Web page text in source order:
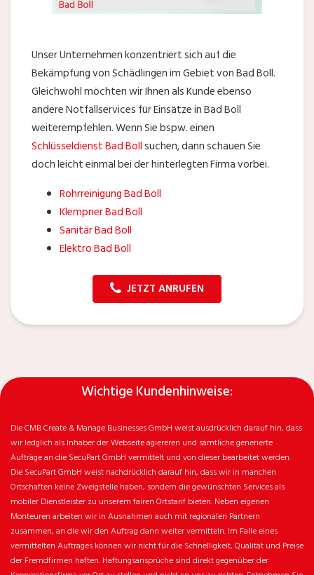
Unser Unternehmen konzentriert sich auf die
Bekämpfung von Schädlingen im Gebiet von Bad Boll.
Gleichwohl möchten wir Ihnen als Kunde ebenso
andere Notfallservices für Einsätze in Bad Boll
weiterempfehlen. Wenn Sie bspw. einen
Schlüsseldienst Bad Bollsuchen, dann schauen Sie
doch leicht einmal bei der hinterlegten Firma vorbei.
Rohrreinigung Bad Boll
Klempner Bad Boll
Sanitär Bad Boll
Elektro Bad Boll
JETZT ANRUFEN
Wichtige Kundenhinweise:
Die CMB Create & Manage Businesses GmbH weist ausdrücklich darauf hin, dass
wir ledglich als Inhaber der Webseite agiereren und sämtliche generierte
Aufträge an die SecuPart GmbH vermittelt und von dieser bearbeitet werden.
Die SecuPart GmbH weist nachdrücklich darauf hin, dass wir in manchen
Ortschaften keine Zweigstelle haben, sondern die gewünschten Services als
mobiler Dienstleister zu unserem fairen Ortstarif bieten. Neben eigenen
Monteuren arbeiten wir in Ausnahmen auch mit regionalen Partnern
zusammen, an die wir den Auftrag dann weiter vermitteln. Im Falle eines
vermittelten Auftrages können wir nicht für die Schnelligkeit, Qualität und Preise
der Fremdfirmen haften. Haftungsansprüche sind direkt gegenüber der